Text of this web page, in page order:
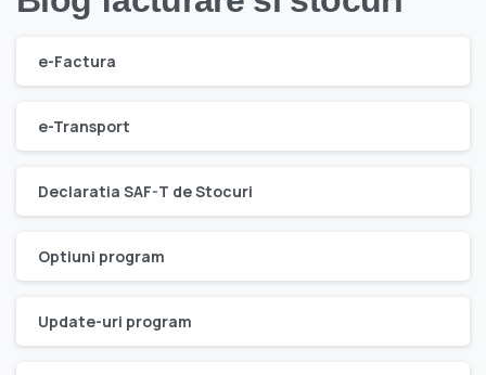
e-Factura
e-Transport
Declaratia SAF-T de Stocuri
Optiuni program
Update-uri program